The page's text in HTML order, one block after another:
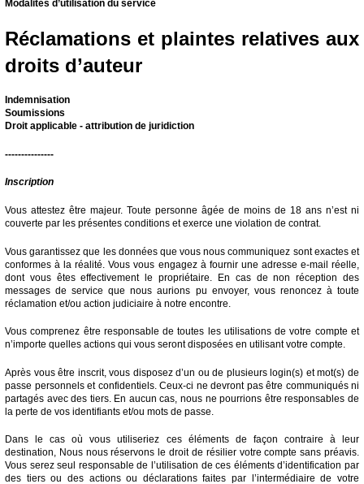
Modalités d’utilisation du service
Réclamations et plaintes relatives aux
droits d’auteur
Indemnisation
Soumissions
Droit applicable - attribution de juridiction
---------------
Inscription
Vous attestez être majeur. Toute personne âgée de moins de 18 ans n’est ni
couverte par les présentes conditions et exerce une violation de contrat.
Vous garantissez que les données que vous nous communiquez sont exactes et
conformes à la réalité. Vous vous engagez à fournir une adresse e-mail réelle,
dont vous êtes effectivement le propriétaire. En cas de non réception des
messages de service que nous aurions pu envoyer, vous renoncez à toute
réclamation et/ou action judiciaire à notre encontre.
Vous comprenez être responsable de toutes les utilisations de votre compte et
n’importe quelles actions qui vous seront disposées en utilisant votre compte.
Après vous être inscrit, vous disposez d’un ou de plusieurs login(s) et mot(s) de
passe personnels et confidentiels. Ceux-ci ne devront pas être communiqués ni
partagés avec des tiers. En aucun cas, nous ne pourrions être responsables de
la perte de vos identifiants et/ou mots de passe.
Dans le cas où vous utiliseriez ces éléments de façon contraire à leur
destination, Nous nous réservons le droit de résilier votre compte sans préavis.
Vous serez seul responsable de l’utilisation de ces éléments d’identification par
des tiers ou des actions ou déclarations faites par l’intermédiaire de votre